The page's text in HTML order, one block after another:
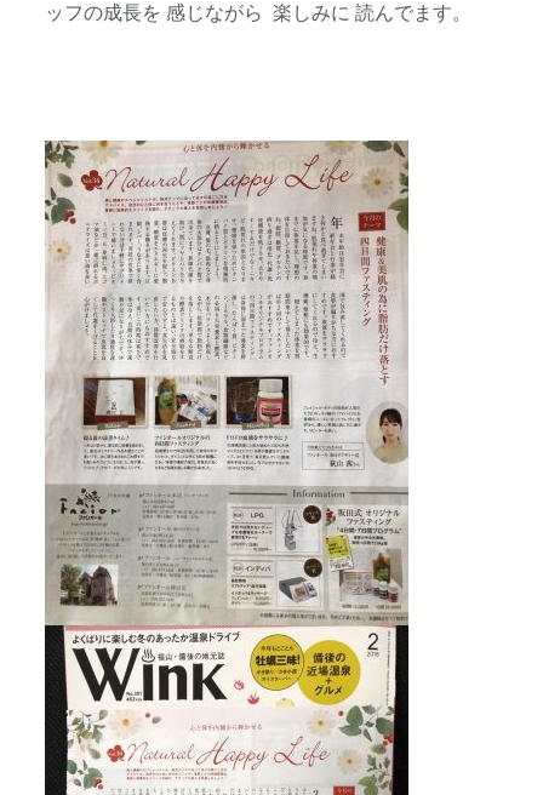
ッフの成長を 感じながら 楽しみに 読んでます。